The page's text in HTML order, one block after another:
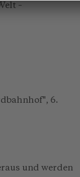
–
6.
und werden